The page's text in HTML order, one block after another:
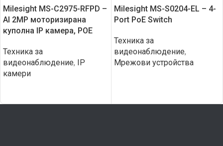
Milesight MS-C2975-RFPD –
AI 2MP моторизирана
куполна IP камера, POE
Техника за
видеонаблюдение, IP
камери
Milesight MS-S0204-EL – 4-
Port PoE Switch
Техника за
видеонаблюдение,
Мрежови устройства